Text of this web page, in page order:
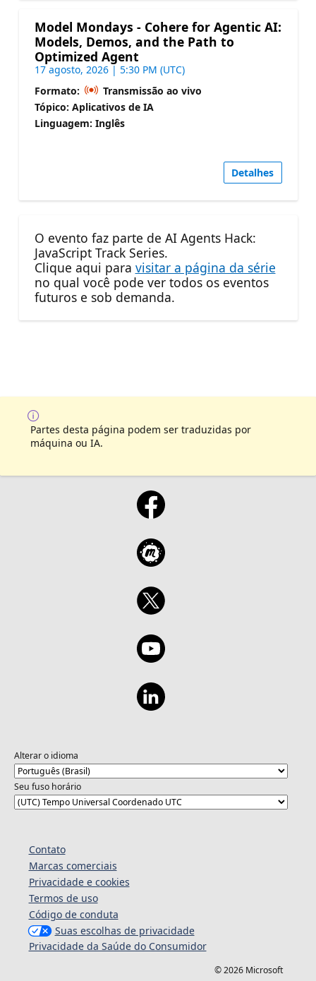
Model Mondays - Cohere for Agentic AI:
Models, Demos, and the Path to
Optimized Agent
17 agosto, 2026 | 5:30 PM (UTC)
Formato:
Transmissão ao vivo
Tópico: Aplicativos de IA
Linguagem: Inglês
Detalhes
O evento faz parte de AI Agents Hack:
JavaScript Track Series.
Clique aqui para visitar a página da série
no qual você pode ver todos os eventos
futuros e sob demanda.
Partes desta página podem ser traduzidas por
máquina ou IA.
Alterar o idioma
Seu fuso horário
Contato
Marcas comerciais
Privacidade e cookies
Termos de uso
Código de conduta
Suas escolhas de privacidade
Privacidade da Saúde do Consumidor
© 2026 Microsoft